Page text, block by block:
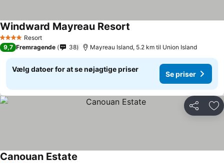
4 StjernerResort
Windward Mayreau Resort
9,7 Fremragende 38 Mayreau Island, 5.2 km til Union Island
Vælg datoer for at se nøjagtige priser
Se priser
Del
Canouan Estate